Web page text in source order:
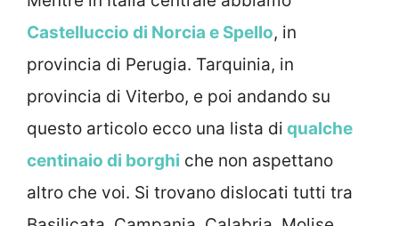
Castelluccio di Norcia e Spello, in
provincia di Perugia. Tarquinia, in
provincia di Viterbo, e poi andando su
questo articolo ecco una lista di qualche
centinaio di borghi che non aspettano
altro che voi. Si trovano dislocati tutti tra